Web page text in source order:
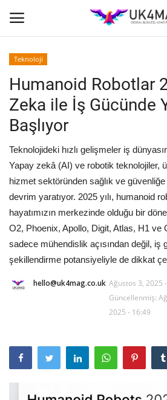
Ana Sayfa
TVNET
TOPLUM
İş Platformu
İş İlanları
Seri İlanlar
Londra
İş & Ekonomi
Videolar
Teknoloji
Humanoid Robotlar
Zeka ile İş Gücünde
Başlıyor
Teknolojideki hızlı gelişmeler iş
Yapay zekâ (AI) ve robotik teknolojiler,
hizmet sektöründen sağlık ve
devrim yaratıyor. 2025 yılı, humanoid
hayatımızın merkezinde olduğu bir
O2, Phoenix, Apollo, Digit, Atlas, H1 ve
sadece mühendislik açısından değil, iş
şekillendirme potansiyeliyle de dikkat
hello@uk4mag.co.uk Ağustos 3, 2025
Güncellenmiş:
2025 - 16:49